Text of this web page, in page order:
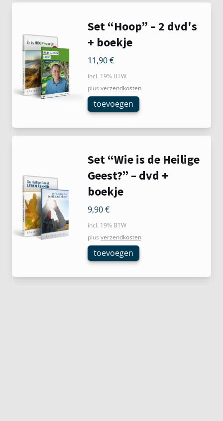
Set “Hoop” – 2 dvd's
+ boekje
11,90€
incl. 19% BTW
plus verzendkosten
toevoegen
Set “Wie is de Heilige
Geest?” – dvd +
boekje
9,90€
incl. 19% BTW
plus verzendkosten
toevoegen